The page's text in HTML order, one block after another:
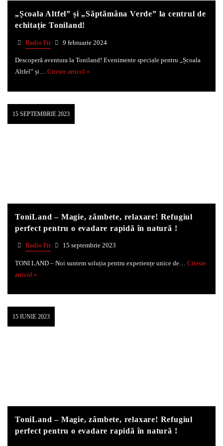
„Școala Altfel” și „Săptămâna Verde” la centrul de
echitație Toniland!
Radio Fir 9 februarie 2024
Descoperă aventura la Toniland! Evenimente speciale pentru „Școala
Altfel” și… Citeste articol »
15 SEPTEMBRIE 2023
ToniLand – Magie, zâmbete, relaxare! Refugiul
perfect pentru o evadare rapidă în natură !
Radio Fir 15 septembrie 2023
TONI LAND – Noi suntem soluția pentru experiențe unice de… Citeste
articol »
15 IUNIE 2023
ToniLand – Magie, zâmbete, relaxare! Refugiul
perfect pentru o evadare rapidă în natură !